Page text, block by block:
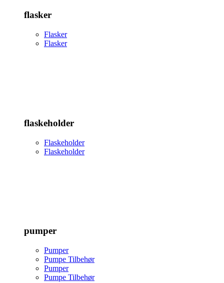
flasker
Flasker
Flasker
flaskeholder
Flaskeholder
Flaskeholder
pumper
Pumper
Pumpe Tilbehør
Pumper
Pumpe Tilbehør